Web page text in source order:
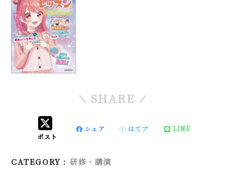
SHARE
ポスト
シェア はてブ LINE
CATEGORY : 研修・講演